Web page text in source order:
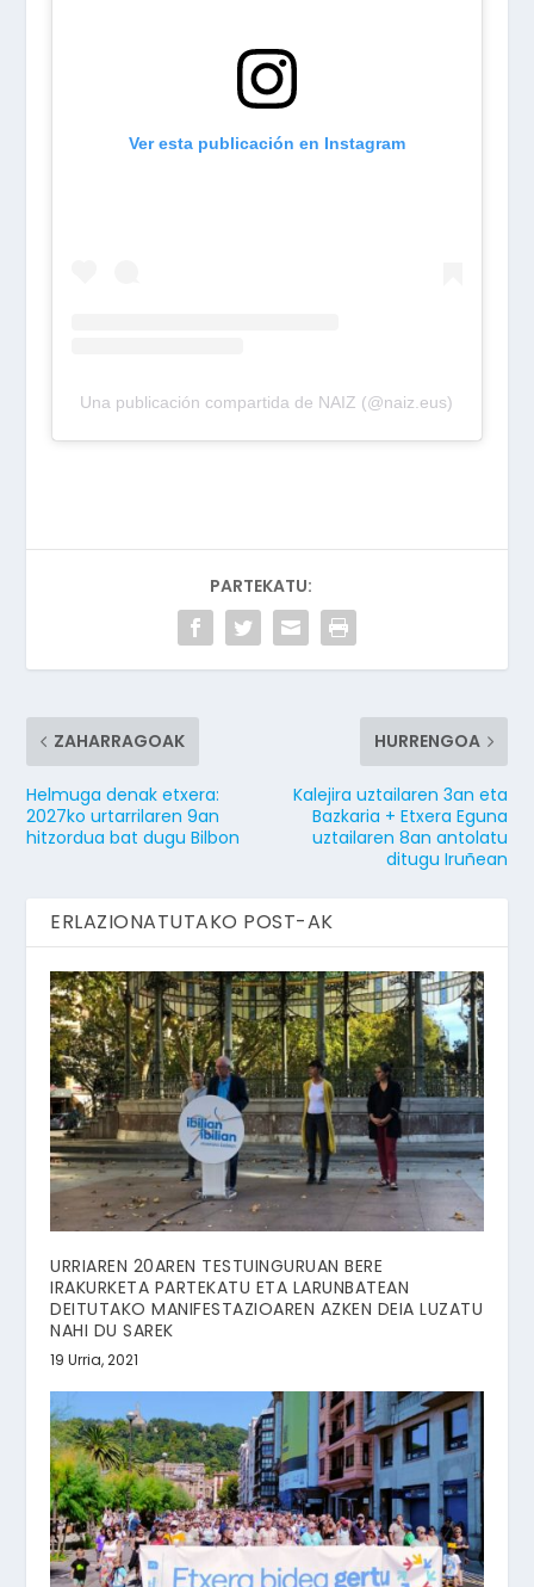
Ver esta publicación en Instagram
Una publicación compartida de NAIZ (@naiz.eus)
PARTEKATU:
ZAHARRAGOAK
Helmuga denak etxera:
2027ko urtarrilaren 9an
hitzordua bat dugu Bilbon
HURRENGOA
Kalejira uztailaren 3an eta
Bazkaria + Etxera Eguna
uztailaren 8an antolatu
ditugu Iruñean
ERLAZIONATUTAKO POST-AK
URRIAREN 20AREN TESTUINGURUAN BERE
IRAKURKETA PARTEKATU ETA LARUNBATEAN
DEITUTAKO MANIFESTAZIOAREN AZKEN DEIA LUZATU
NAHI DU SAREK
19 Urria, 2021